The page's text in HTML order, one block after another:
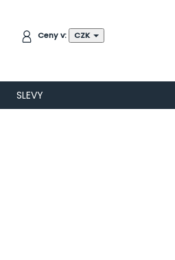
NÁKUPNÍCeny v: CZK
SLEVY